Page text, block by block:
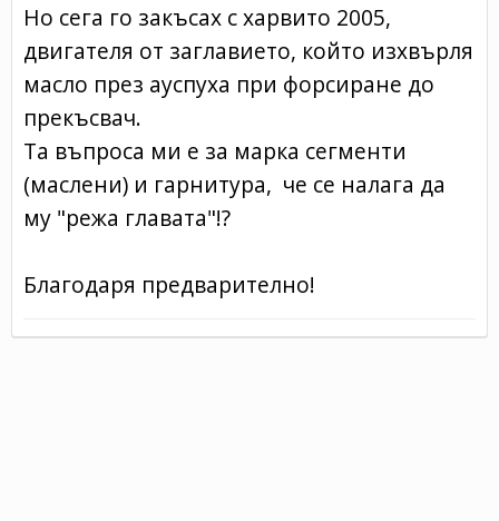
Но сега го закъсах с харвито 2005,
двигателя от заглавието, който изхвърля
масло през ауспуха при форсиране до
прекъсвач.
Та въпроса ми е за марка сегменти
(маслени) и гарнитура, че се налага да
му "режа главата"!?
Благодаря предварително!